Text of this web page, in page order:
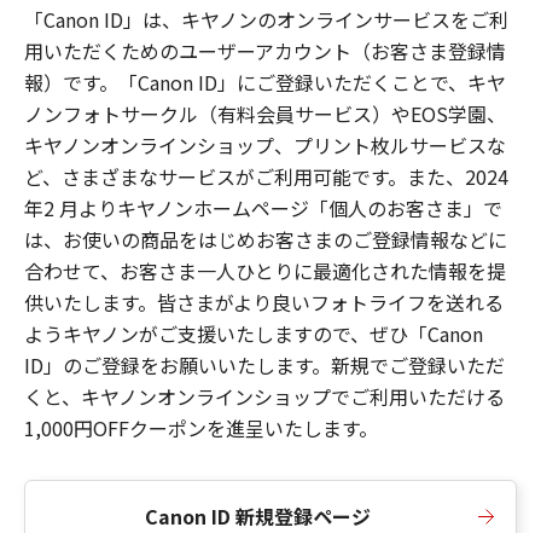
「Canon ID」は、キヤノンのオンラインサービスをご利
用いただくためのユーザーアカウント（お客さま登録情
報）です。「Canon ID」にご登録いただくことで、キヤ
ノンフォトサークル（有料会員サービス）やEOS学園、
キヤノンオンラインショップ、プリント枚ルサービスな
ど、さまざまなサービスがご利用可能です。また、2024
年2 月よりキヤノンホームページ「個人のお客さま」で
は、お使いの商品をはじめお客さまのご登録情報などに
合わせて、お客さま一人ひとりに最適化された情報を提
供いたします。皆さまがより良いフォトライフを送れる
ようキヤノンがご支援いたしますので、ぜひ「Canon
ID」のご登録をお願いいたします。新規でご登録いただ
くと、キヤノンオンラインショップでご利用いただける
1,000円OFFクーポンを進呈いたします。
Canon ID 新規登録ページ